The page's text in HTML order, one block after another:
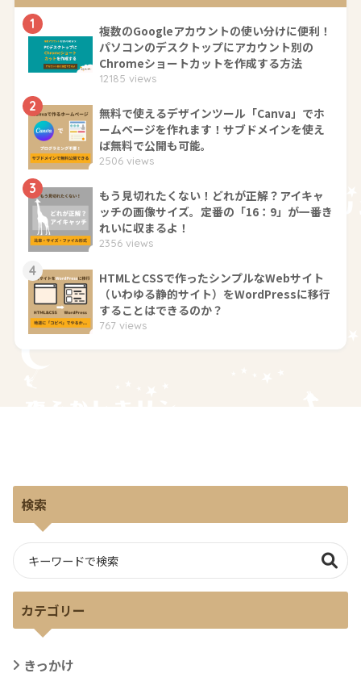
1
複数のGoogleアカウントの使い分けに便利！
パソコンのデスクトップにアカウント別の
Chromeショートカットを作成する方法
12185 views
2
無料で使えるデザインツール「Canva」でホ
ームページを作れます！サブドメインを使え
ば無料で公開も可能。
2506 views
3
もう見切れたくない！どれが正解？アイキャ
ッチの画像サイズ。定番の「16：9」が一番き
れいに収まるよ！
2356 views
4
HTMLとCSSで作ったシンプルなWebサイト
（いわゆる静的サイト）をWordPressに移行
することはできるのか？
767 views
検索
カテゴリー
きっかけ